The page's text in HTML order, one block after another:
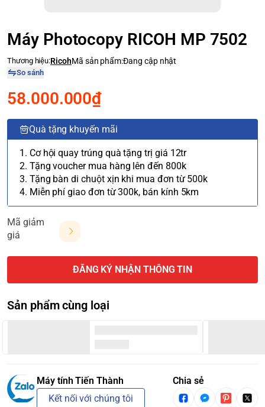
Máy Photocopy RICOH MP 7502
Thương hiệu:RicohMã sản phẩm:Đang cập nhật
So sánh
58.000.000₫
Quà tặng khuyến mãi
1. Cơ hội quay trúng quà tặng trị giá 12tr
2. Tặng voucher mua hàng lên đến 800k
3. Tặng bàn di chuột xịn khi mua đơn từ 500k
4. Miễn phí giao đơn từ 300k, bán kính 5km
Mã giảm
giá
ĐĂNG KÝ NHẬN THÔNG TIN
Sản phẩm cùng loại
Máy tính Tiến Thành
Kết nối với chúng tôi
Chia sẻ